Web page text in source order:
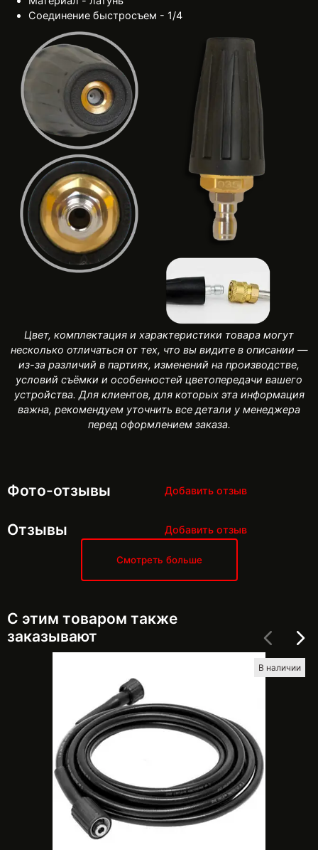
Соединение быстросъем - 1/4
Цвет, комплектация и характеристики товара могут
несколько отличаться от тех, что вы видите в описании —
из-за различий в партиях, изменений на производстве,
условий съёмки и особенностей цветопередачи вашего
устройства. Для клиентов, для которых эта информация
важна, рекомендуем уточнить все детали у менеджера
перед оформлением заказа.
Фото-отзывы Добавить отзыв
Отзывы Добавить отзыв
Смотреть больше
С этим товаром также
заказывают
В наличии